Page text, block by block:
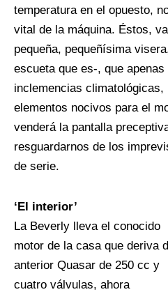
temperatura en el opuesto,
vital de la máquina. Éstos,
pequeña, pequeñísima
escueta que es-, que
inclemencias
elementos nocivos para el
venderá la pantalla
resguardarnos de los
de serie.
‘El interior’
La Beverly lleva el conocido
motor de la casa que deriva
anterior Quasar de 250 cc y
cuatro válvulas, ahora